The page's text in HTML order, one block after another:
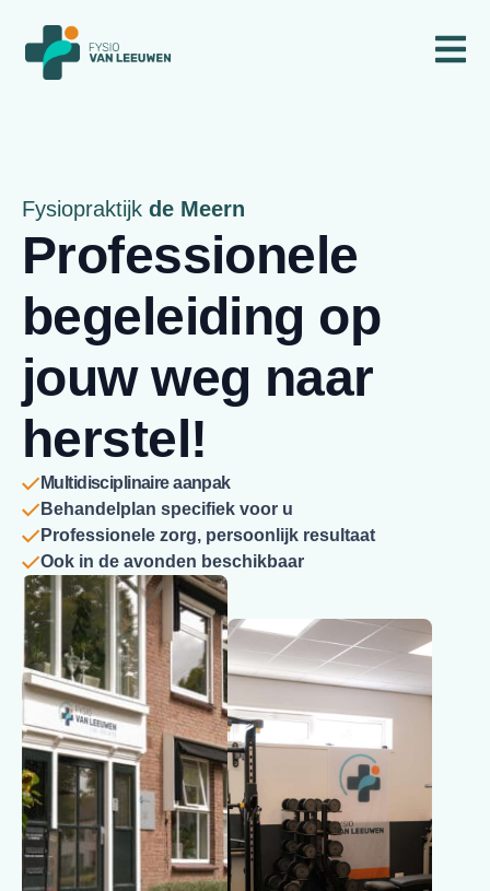
Fysiopraktijk de Meern
Professionele
begeleiding op
jouw weg naar
herstel!
Multidisciplinaire aanpak
Behandelplan specifiek voor u
Professionele zorg, persoonlijk resultaat
Ook in de avonden beschikbaar